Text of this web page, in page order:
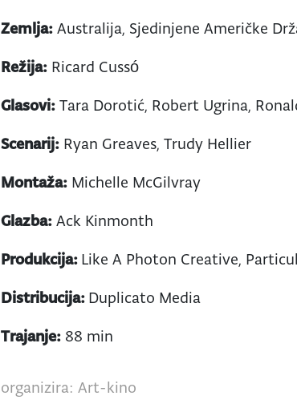
Zemlja: Australija, Sjedinjene Američke
Režija: Ricard Cussó
Glasovi: Tara Dorotić, Robert Ugrina,
Scenarij: Ryan Greaves, Trudy Hellier
Montaža: Michelle McGilvray
Glazba: Ack Kinmonth
Produkcija: Like A Photon Creative,
Distribucija: Duplicato Media
Trajanje: 88 min
organizira: Art-kino